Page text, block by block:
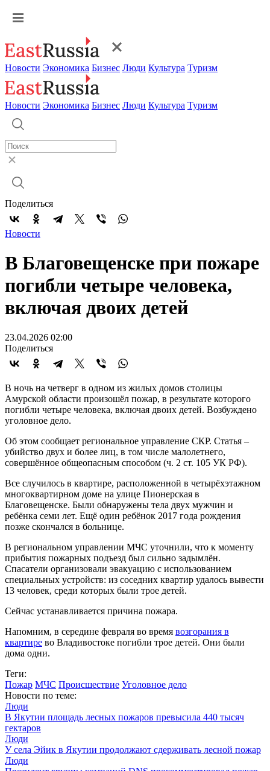
Новости Экономика Бизнес Люди Культура Туризм
Новости Экономика Бизнес Люди Культура Туризм
Поделиться
Новости
В Благовещенске при пожаре
погибли четыре человека,
включая двоих детей
23.04.2026 02:00
Поделиться
В ночь на четверг в одном из жилых домов столицы
Амурской области произошёл пожар, в результате которого
погибли четыре человека, включая двоих детей. Возбуждено
уголовное дело.
Об этом сообщает региональное управление СКР. Статья –
убийство двух и более лиц, в том числе малолетнего,
совершённое общеопасным способом (ч. 2 ст. 105 УК РФ).
Все случилось в квартире, расположенной в четырёхэтажном
многоквартирном доме на улице Пионерская в
Благовещенске. Были обнаружены тела двух мужчин и
ребёнка семи лет. Ещё один ребёнок 2017 года рождения
позже скончался в больнице.
В региональном управлении МЧС уточнили, что к моменту
прибытия пожарных подъезд был сильно задымлён.
Спасатели организовали эвакуацию с использованием
специальных устройств: из соседних квартир удалось вывести
13 человек, среди которых были трое детей.
Сейчас устанавливается причина пожара.
Напомним, в середине февраля во время возгорания в
квартире во Владивостоке погибли трое детей. Они были
дома одни.
Теги:
Пожар МЧС Происшествие Уголовное дело
Новости по теме:
Люди
В Якутии площадь лесных пожаров превысила 440 тысяч
гектаров
Люди
У села Эйик в Якутии продолжают сдерживать лесной пожар
Люди